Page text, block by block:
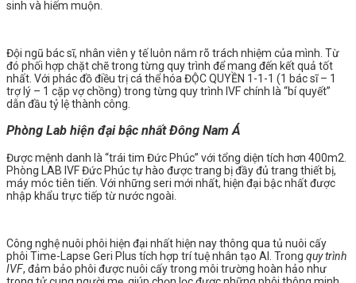
sinh và hiếm muộn.
Đội ngũ bác sĩ, nhân viên y tế luôn nắm rõ trách nhiệm của mình. Từ
đó phối hợp chặt chẽ trong từng quy trình để mang đến kết quả tốt
nhất. Với phác đồ điều trị cá thể hóa ĐỘC QUYỀN 1-1-1 (1 bác sĩ – 1
trợ lý – 1 cặp vợ chồng) trong từng quy trình IVFchính là “bí quyết”
dẫn đầu tỷ lệ thành công.
Phòng Lab hiện đại bậc nhất Đông Nam Á
Được mệnh danh là “trái tim Đức Phúc” với tổng diện tích hơn 400m2.
Phòng LAB IVF Đức Phúc tự hào được trang bị đầy đủ trang thiết bị,
máy móc tiên tiến. Với những seri mới nhất, hiện đại bậc nhất được
nhập khẩu trực tiếp từ nước ngoài.
Công nghệ nuôi phôi hiện đại nhất hiện nay thông qua tủ nuôi cấy
phôi Time-Lapse Geri Plus tích hợp trí tuệ nhân tạo AI. Trong quy trình
IVF, đảm bảo phôi được nuôi cấy trong môi trường hoàn hảo như